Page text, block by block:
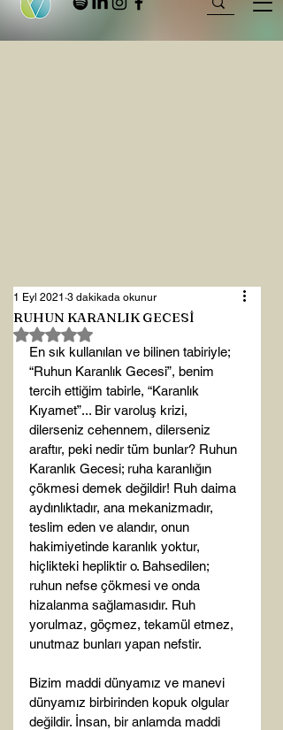
RUHUN KARANLIK GECESİ
1 Eyl 2021 3 dakikada okunur
5 üzerinden NaN yıldız
En sık kullanılan ve bilinen tabiriyle;
“Ruhun Karanlık Gecesi”, benim
tercih ettiğim tabirle, “Karanlık
Kıyamet”... Bir varoluş krizi,
dilerseniz cehennem, dilerseniz
araftır, peki nedir tüm bunlar? Ruhun
Karanlık Gecesi; ruha karanlığın
çökmesi demek değildir! Ruh daima
aydınlıktadır, ana mekanizmadır,
teslim eden ve alandır, onun
hakimiyetinde karanlık yoktur,
hiçlikteki hepliktir o. Bahsedilen;
ruhun nefse çökmesi ve onda
hizalanma sağlamasıdır. Ruh
yorulmaz, göçmez, tekamül etmez,
unutmaz bunları yapan nefstir.
Bizim maddi dünyamız ve manevi
dünyamız birbirinden kopuk olgular
değildir. İnsan, bir anlamda maddi